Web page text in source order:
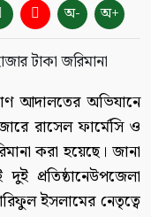
অ- অ+
আদালতের অভিযানে
রাসেল ফার্মেসি ও
করা হয়েছে। জানা
প্রতিষ্ঠানেউপজেলা
ইসলামের নেতৃত্বে